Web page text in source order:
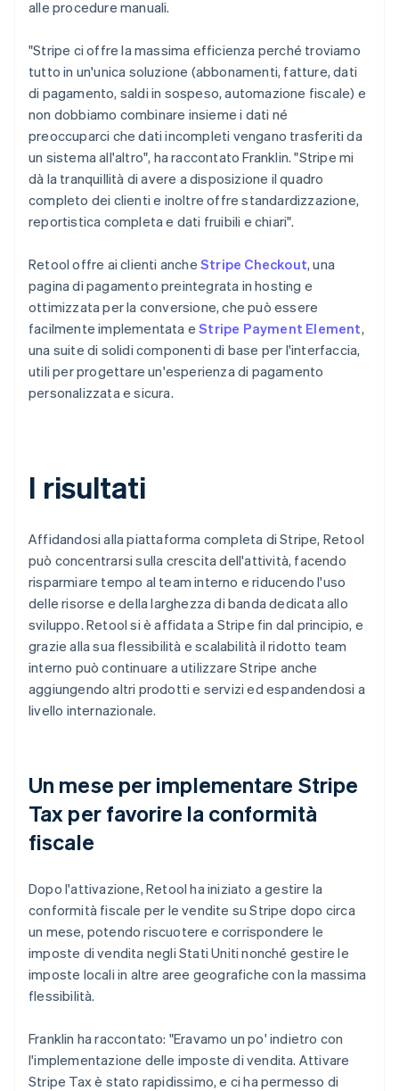
alle procedure manuali.
"Stripe ci offre la massima efficienza perché troviamo
tutto in un'unica soluzione (abbonamenti, fatture, dati
di pagamento, saldi in sospeso, automazione fiscale) e
non dobbiamo combinare insieme i dati né
preoccuparci che dati incompleti vengano trasferiti da
un sistema all'altro", ha raccontato Franklin. "Stripe mi
dà la tranquillità di avere a disposizione il quadro
completo dei clienti e inoltre offre standardizzazione,
reportistica completa e dati fruibili e chiari".
Retool offre ai clienti anche Stripe Checkout, una
pagina di pagamento preintegrata in hosting e
ottimizzata per la conversione, che può essere
facilmente implementata eStripe Payment Element,
una suite di solidi componenti di base per l'interfaccia,
utili per progettare un'esperienza di pagamento
personalizzata e sicura.
I risultati
Affidandosi alla piattaforma completa di Stripe, Retool
può concentrarsi sulla crescita dell'attività, facendo
risparmiare tempo al team interno e riducendo l'uso
delle risorse e della larghezza di banda dedicata allo
sviluppo. Retool si è affidata a Stripe fin dal principio, e
grazie alla sua flessibilità e scalabilità il ridotto team
interno può continuare a utilizzare Stripe anche
aggiungendo altri prodotti e servizi ed espandendosi a
livello internazionale.
Un mese per implementare Stripe
Tax per favorire la conformità
fiscale
Dopo l'attivazione, Retool ha iniziato a gestire la
conformità fiscale per le vendite su Stripe dopo circa
un mese, potendo riscuotere e corrispondere le
imposte di vendita negli Stati Uniti nonché gestire le
imposte locali in altre aree geografiche con la massima
flessibilità.
Franklin ha raccontato: "Eravamo un po' indietro con
l'implementazione delle imposte di vendita. Attivare
Stripe Tax è stato rapidissimo, e ci ha permesso di